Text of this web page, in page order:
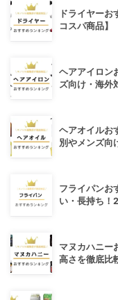
ドライヤーお
コスパ商品】
ヘアアイロン
ズ向け・海外
ヘアオイルお
別やメンズ向
フライパンお
い・長持ち！
マヌカハニー
高さを徹底比